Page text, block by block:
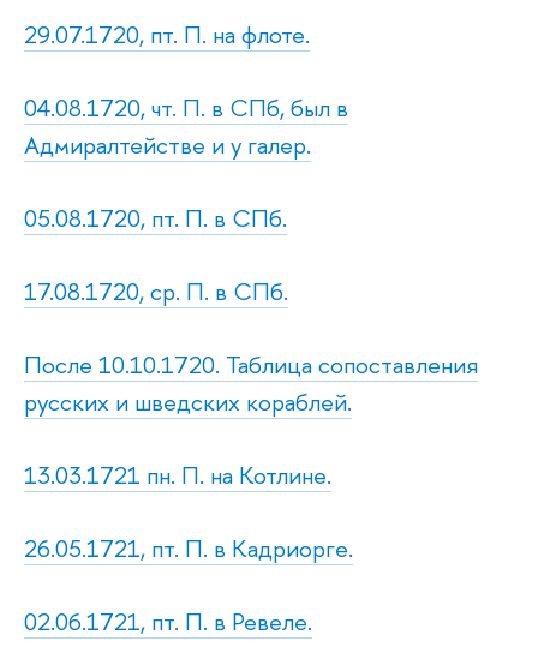
29.07.1720, пт. П. на флоте.
04.08.1720, чт. П. в СПб, был в
Адмиралтействе и у галер.
05.08.1720, пт. П. в СПб.
17.08.1720, ср. П. в СПб.
После 10.10.1720. Таблица сопоставления
русских и шведских кораблей.
13.03.1721 пн. П. на Котлине.
26.05.1721, пт. П. в Кадриорге.
02.06.1721, пт. П. в Ревеле.